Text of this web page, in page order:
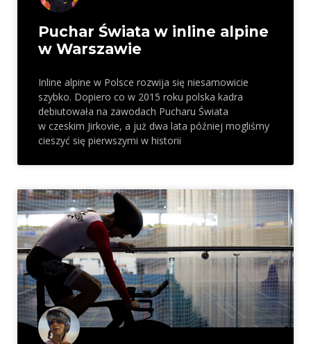
Puchar Świata w inline alpine
w Warszawie
Inline alpine w Polsce rozwija się niesamowicie
szybko. Dopiero co w 2015 roku polska kadra
debiutowała na zawodach Pucharu Świata
w czeskim Jirkovie, a już dwa lata później mogliśmy
cieszyć się pierwszymi w historii